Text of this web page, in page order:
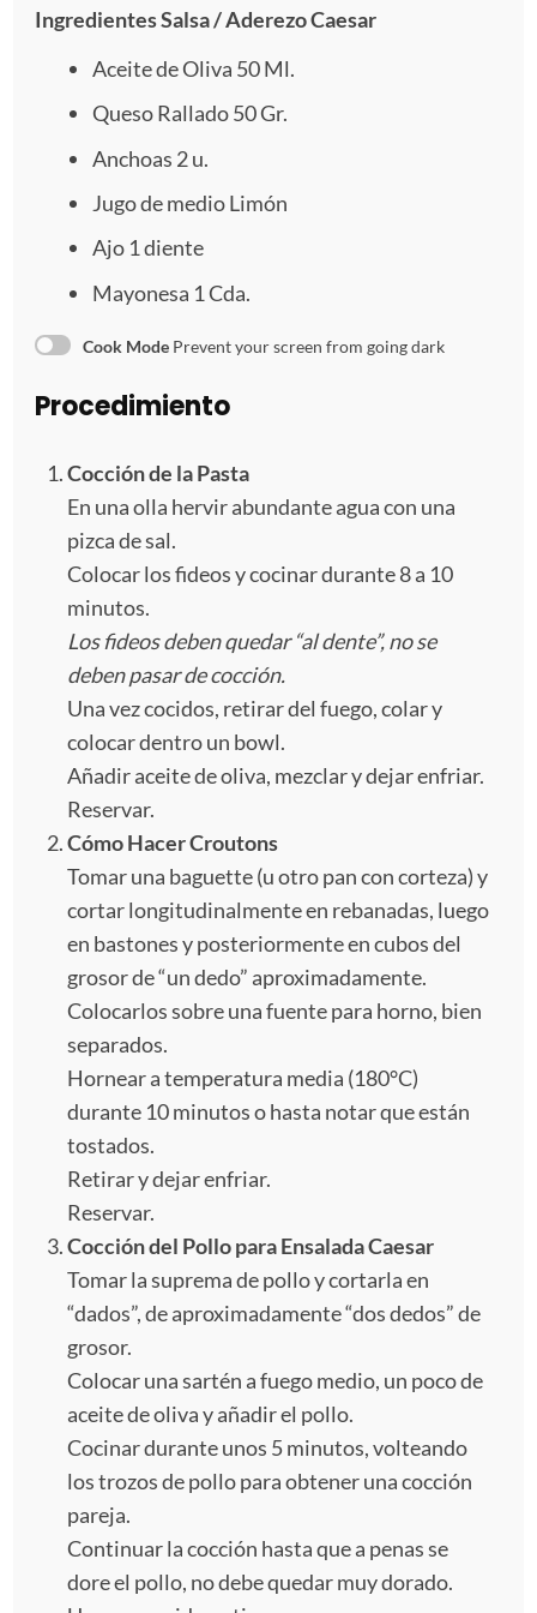
Ingredientes Salsa / Aderezo Caesar
Aceite de Oliva 50 Ml.
Queso Rallado50Gr.
Anchoas 2u.
Jugo de medio Limón
Ajo 1diente
Mayonesa 1Cda.
Cook Mode Prevent your screen from going dark
Procedimiento
Cocción de la Pasta
En una olla hervir abundante agua con una
pizca de sal.
Colocar los fideos y cocinar durante 8 a 10
minutos.
Los fideos deben quedar “al dente”, no se
deben pasar de cocción.
Una vez cocidos, retirar del fuego, colar y
colocar dentro un bowl.
Añadir aceite de oliva, mezclar y dejar enfriar.
Reservar.
Cómo Hacer Croutons
Tomar una baguette (u otro pan con corteza) y
cortar longitudinalmente en rebanadas, luego
en bastones y posteriormente en cubos del
grosor de “un dedo” aproximadamente.
Colocarlos sobre una fuente para horno, bien
separados.
Hornear a temperatura media (180°C)
durante 10 minutos o hasta notar que están
tostados.
Retirar y dejar enfriar.
Reservar.
Cocción del Pollo para Ensalada Caesar
Tomar la suprema de pollo y cortarla en
“dados”, de aproximadamente “dos dedos” de
grosor.
Colocar una sartén a fuego medio, un poco de
aceite de oliva y añadir el pollo.
Cocinar durante unos 5 minutos, volteando
los trozos de pollo para obtener una cocción
pareja.
Continuar la cocción hasta que a penas se
dore el pollo, no debe quedar muy dorado.